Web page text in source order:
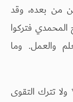
من بعده، وقد
المحمدي فتركوا
والعمل. وما
ولا تترك التقوى